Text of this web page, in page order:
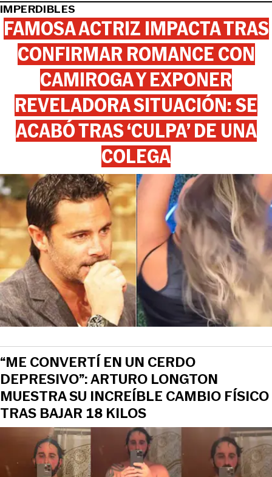
IMPERDIBLES
FAMOSA ACTRIZ IMPACTA TRAS
CONFIRMAR ROMANCE CON
CAMIROGA Y EXPONER
REVELADORA SITUACIÓN: SE
ACABÓ TRAS ‘CULPA’ DE UNA
COLEGA
“ME CONVERTÍ EN UN CERDO
DEPRESIVO”: ARTURO LONGTON
MUESTRA SU INCREÍBLE CAMBIO FÍSICO
TRAS BAJAR 18 KILOS